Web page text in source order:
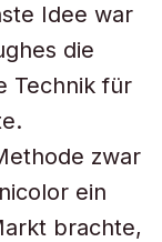
Idee war
die
Technik für
zwar
ein
brachte,